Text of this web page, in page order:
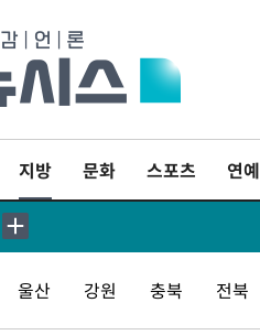
지방 문화 스포츠 연예
울산 강원 충북 전북